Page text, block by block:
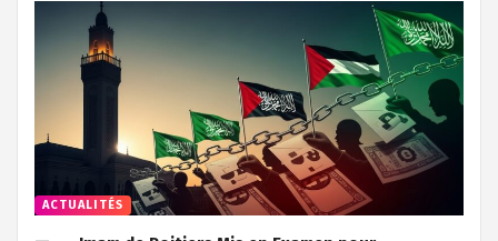
ACTUALITÉS